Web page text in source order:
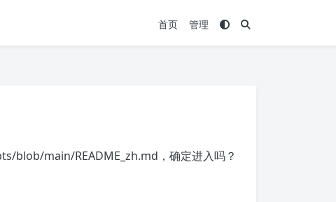
首页 管理
blob/main/README_zh.md ，确定进入吗？